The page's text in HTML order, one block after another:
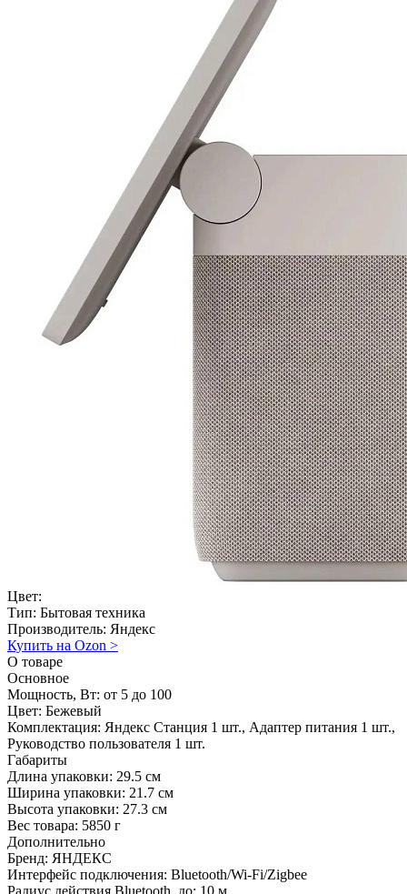
Цвет:
Тип: Бытовая техника
Производитель: Яндекс
Купить на Ozon >
О товаре
Основное
Мощность, Вт: от 5 до 100
Цвет: Бежевый
Комплектация: Яндекс Станция 1 шт., Адаптер питания 1 шт.,
Руководство пользователя 1 шт.
Габариты
Длина упаковки: 29.5 см
Ширина упаковки: 21.7 см
Высота упаковки: 27.3 см
Вес товара: 5850 г
Дополнительно
Бренд: ЯНДЕКС
Интерфейс подключения: Bluetooth/Wi-Fi/Zigbee
Радиус действия Bluetooth, до: 10 м